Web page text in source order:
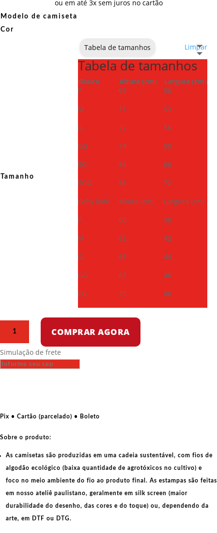
ou em até 3x sem juros no cartão
Modelo de camiseta
Cor
Tamanho
Limpar
Tabela de tamanhos
Tabela de tamanhos
Básica Altura (cm)
Largura (cm)
P
69
50
M
71
53
G
72
56
GG
74
59
EG
84
66
EGG
86
72
Baby look
Altura (cm)
Largura (cm)
P
60
38
M
62
42
G
65
44
GG
67
46
EG
70 48
-
Camarada
COMPRAR AGORA
Simulação de frete
Pix • Cartão (parcelado) • Boleto
Sobre o produto:
As camisetas são produzidas em uma cadeia sustentável, com fios de
algodão ecológico (baixa quantidade de agrotóxicos no cultivo) e
foco no meio ambiente do fio ao produto final. As estampas são feitas
em nosso ateliê paulistano, geralmente em silk screen (maior
durabilidade do desenho, das cores e do toque) ou, dependendo da
arte, em DTF ou DTG.